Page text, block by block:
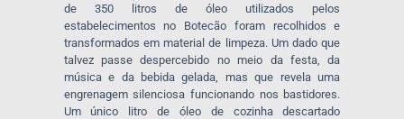
de 350 litros de óleo utilizados pelos
estabelecimentos no Botecão foram recolhidos e
transformados em material de limpeza. Um dado que
talvez passe despercebido no meio da festa, da
música e da bebida gelada, mas que revela uma
engrenagem silenciosa funcionando nos bastidores.
Um único litro de óleo de cozinha descartado